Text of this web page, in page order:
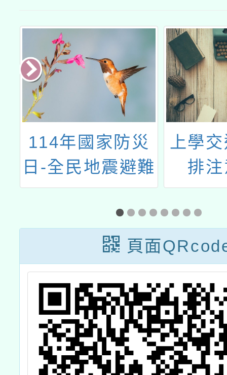
114年國家防災
日-全民地震避難
演練暨防災宣導
上學
排
頁面